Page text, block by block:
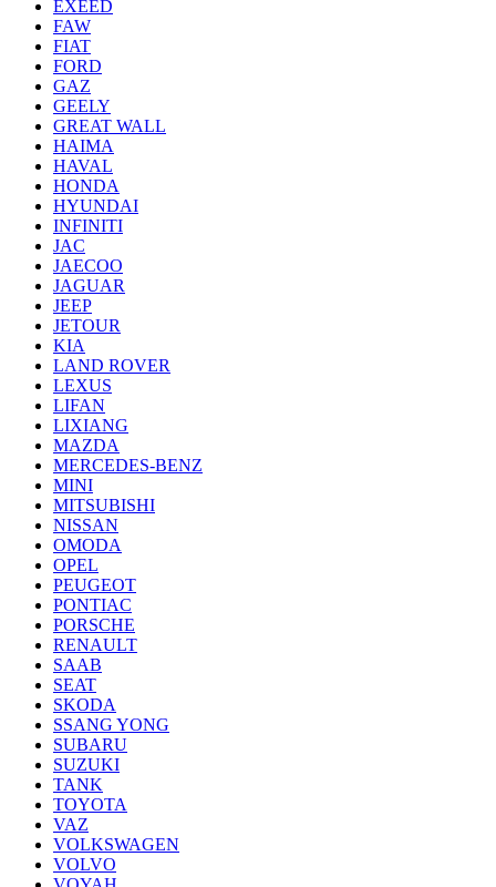
EXEED
FAW
FIAT
FORD
GAZ
GEELY
GREAT WALL
HAIMA
HAVAL
HONDA
HYUNDAI
INFINITI
JAC
JAECOO
JAGUAR
JEEP
JETOUR
KIA
LAND ROVER
LEXUS
LIFAN
LIXIANG
MAZDA
MERCEDES-BENZ
MINI
MITSUBISHI
NISSAN
OMODA
OPEL
PEUGEOT
PONTIAC
PORSCHE
RENAULT
SAAB
SEAT
SKODA
SSANG YONG
SUBARU
SUZUKI
TANK
TOYOTA
VAZ
VOLKSWAGEN
VOLVO